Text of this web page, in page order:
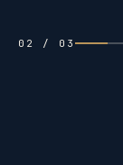
02 / 03